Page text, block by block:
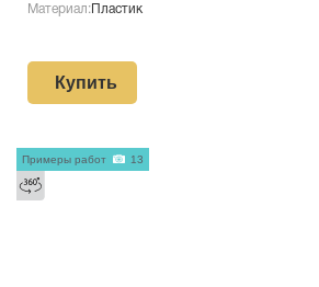
Материал: Пластик
Купить
Примеры работ 13